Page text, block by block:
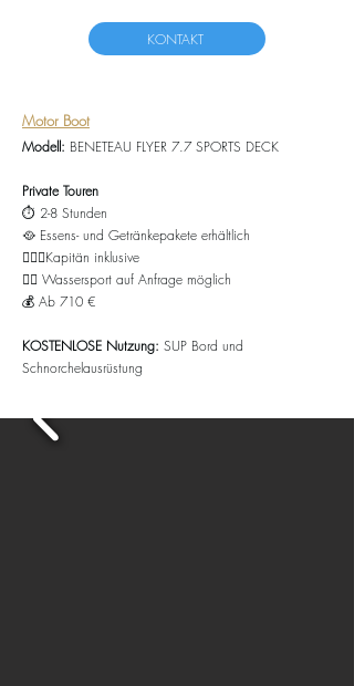
KONTAKT
Motor Boot
Modell: BENETEAU FLYER 7.7 SPORTS DECK
Private Touren
⏱️ 2-8 Stunden
🥘 Essens- und Getränkepakete erhältlich
👨🏻‍✈️Kapitän inklusive
🏄🏻 Wassersport auf Anfrage möglich
💰 Ab 710 €
KOSTENLOSE Nutzung: SUP Bord und
Schnorchelausrüstung